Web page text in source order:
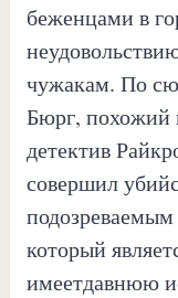
беженцами в
чужакам. По
Бюрг, похожий
детектив
совершил
который
имеетдавнюю